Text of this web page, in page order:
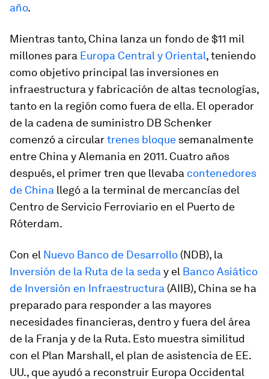
año.
Mientras tanto, China lanza un fondo de $11 mil
millones para Europa Central y Oriental, teniendo
como objetivo principal las inversiones en
infraestructura y fabricación de altas tecnologías,
tanto en la región como fuera de ella. El operador
de la cadena de suministro DB Schenker
comenzó a circulartrenes bloque semanalmente
entre China y Alemania en 2011. Cuatro años
después, el primer tren que llevaba contenedores
de China llegó a la terminal de mercancías del
Centro de Servicio Ferroviario en el Puerto de
Róterdam.
Con el Nuevo Banco de Desarrollo (NDB), la
Inversión de la Ruta de la seda y el Banco Asiático
de Inversión en Infraestructura (AIIB), China se ha
preparado para responder a las mayores
necesidades financieras, dentro y fuera del área
de la Franja y de la Ruta. Esto muestra similitud
con el Plan Marshall, el plan de asistencia de EE.
UU., que ayudó a reconstruir Europa Occidental